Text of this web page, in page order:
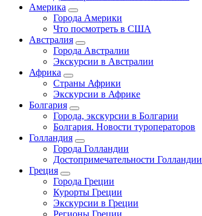
Америка
Города Америки
Что посмотреть в США
Австралия
Города Австралии
Экскурсии в Австралии
Африка
Страны Африки
Экскурсии в Африке
Болгария
Города, экскурсии в Болгарии
Болгария. Новости туроператоров
Голландия
Города Голландии
Достопримечательности Голландии
Греция
Города Греции
Курорты Греции
Экскурсии в Греции
Регионы Греции